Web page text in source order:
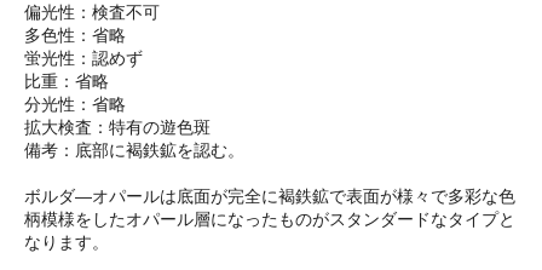
偏光性：検査不可
多色性：省略
蛍光性：認めず
比重：省略
分光性：省略
拡大検査：特有の遊色斑
備考：底部に褐鉄鉱を認む。
ボルダ―オパールは底面が完全に褐鉄鉱で表面が様々で多彩な色
柄模様をしたオパール層になったものがスタンダードなタイプと
なります。